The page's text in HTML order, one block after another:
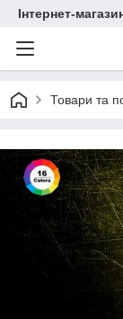
Інтернет-
Товари та